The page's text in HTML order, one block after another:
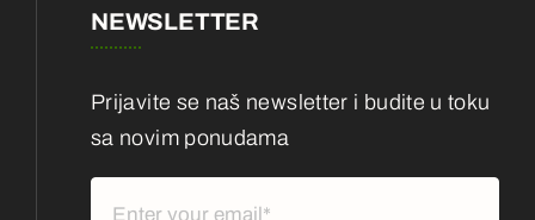
NEWSLETTER
Prijavite se naš newsletter i budite u toku
sa novim ponudama